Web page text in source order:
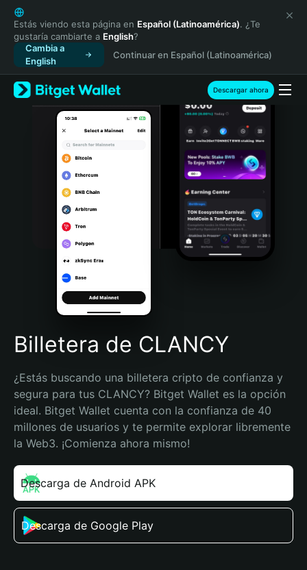
English
日本語
Tiếng Việt
Русский
Español (Latinoamérica)
Türkçe
Italiano
Português (Portugal)
Bahasa Indonesia
Português (Brasil)
Español (Argentina)
Estás viendo esta página en Español (Latinoamérica). ¿Te
gustaría cambiarte a English?
Cambia a
English
Continuar en Español (Latinoamérica)
Descargar ahora
Billetera de CLANCY
¿Estás buscando una billetera cripto de confianza y
segura para tus CLANCY? Bitget Wallet es la opción
ideal. Bitget Wallet cuenta con la confianza de 40
millones de usuarios y te permite explorar libremente
la Web3. ¡Comienza ahora mismo!
Descarga de Android APK
Descarga de Google Play